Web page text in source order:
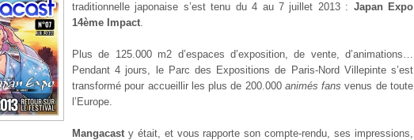
traditionnelle japonaise s’est tenu du 4 au 7 juillet 2013 : Japan Expo
14ème Impact.
Plus de 125.000 m2 d’espaces d’exposition, de vente, d’animations…
Pendant 4 jours, le Parc des Expositions de Paris-Nord Villepinte s’est
transformé pour accueillir les plus de 200.000 animés fans venus de toute
l’Europe.
Mangacast y était, et vous rapporte son compte-rendu, ses impressions,